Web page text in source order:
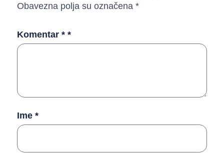
Obavezna polja su označena *
Komentar * *
Ime *